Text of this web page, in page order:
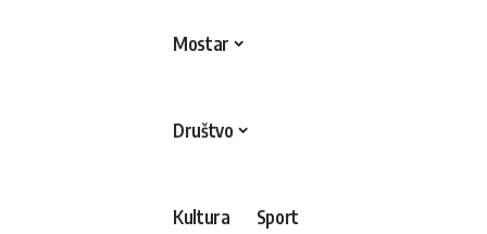
Mostar
Društvo
Kultura Sport